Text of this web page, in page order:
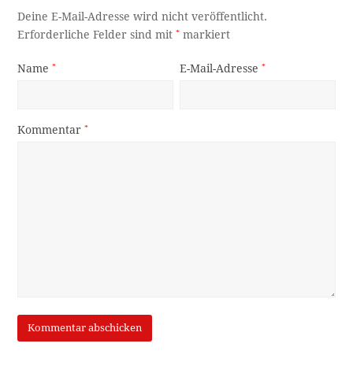
Deine E-Mail-Adresse wird nicht veröffentlicht.
Erforderliche Felder sind mit* markiert
Name* E-Mail-Adresse*
Kommentar*